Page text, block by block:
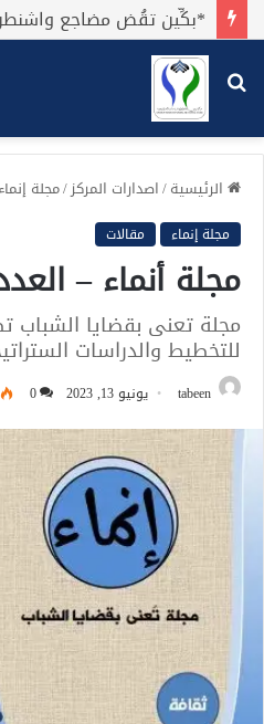
بحث
عن
الرئيسية/اصدارات المركز/مجلة إنماء
مجلة إنماء مقالات
مجلة أنماء –
مجلة تعنى بقضايا الشباب
للتخطيط والدراسات
tabeen يونيو 13, 2023 0